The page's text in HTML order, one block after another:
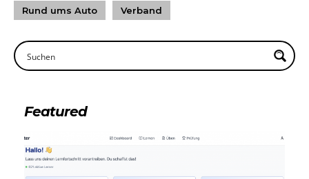
Rund ums Auto Verband
Featured